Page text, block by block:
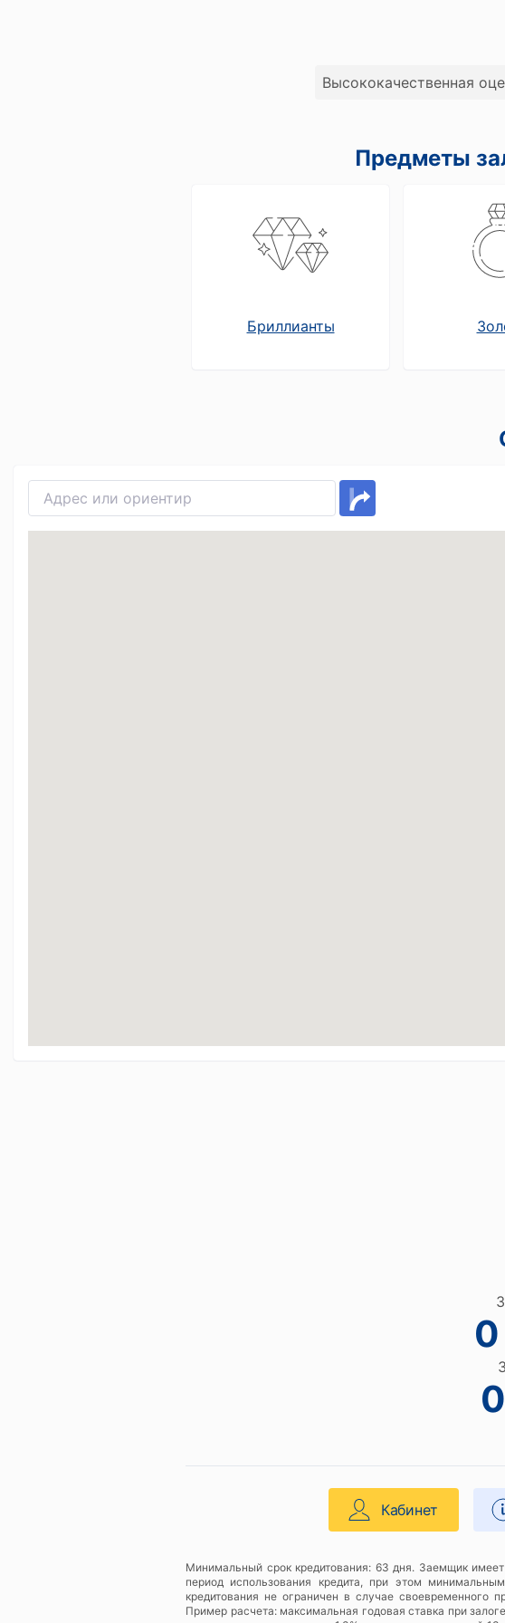
Высококачественная
Предметы
Бриллианты
Кабинет
Минимальный срок кредитования: 63 дня. Заемщик
период использования кредита, при этом
кредитования не ограничен в случае своевременного
Пример расчета: максимальная годовая ставка при